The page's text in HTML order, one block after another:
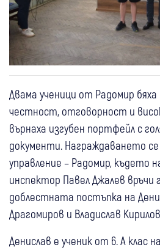
Двама ученици от Радомир
честност, отговорност и
върнаха изгубен портфейл с
документи. Награждаването
управление – Радомир, където
инспектор Павел Джалев връчи
доблестната постъпка на
Драгомиров и Владислав
Денислав е ученик от 6. А клас